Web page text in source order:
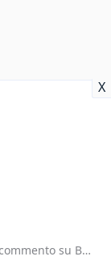
X
Paul Schrader, il commento su Black Widow demolisce il cinecomic con Scarlett Johansson